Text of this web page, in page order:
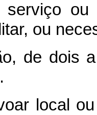
serviço
ou
de dois
local